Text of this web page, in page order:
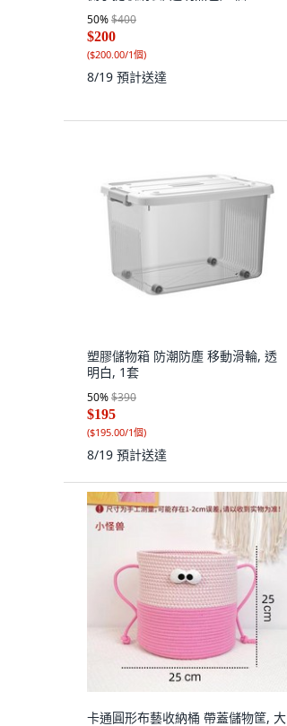
50%$400
$200
($200.00/1個)
8/19 預計送達
塑膠儲物箱 防潮防塵 移動滑輪, 透
明白, 1套
50%$390
$195
($195.00/1個)
8/19 預計送達
卡通圓形布藝收納桶 帶蓋儲物筐, 大